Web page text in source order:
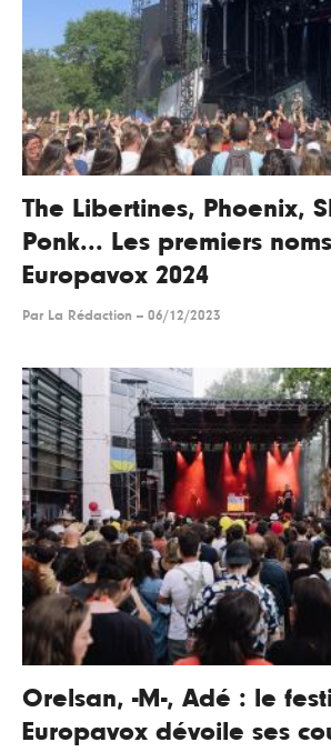
The Libertines, Phoenix,
Ponk... Les premiers
Europavox 2024
Par La Rédaction -- 06/12/2023
Orelsan, -M-, Adé : le
Europavox dévoile ses